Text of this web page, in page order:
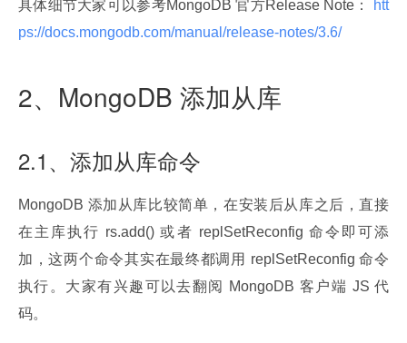
具体细节大家可以参考MongoDB 官方Release Note：
htt
ps://docs.mongodb.com/manual/release-notes/3.6/
2、MongoDB 添加从库
2.1、添加从库命令
MongoDB 添加从库比较简单，在安装后从库之后，直接
在主库执行 rs.add() 或者 replSetReconfig 命令即可添
加，这两个命令其实在最终都调用 replSetReconfig 命令
执行。大家有兴趣可以去翻阅 MongoDB 客户端 JS 代
码。